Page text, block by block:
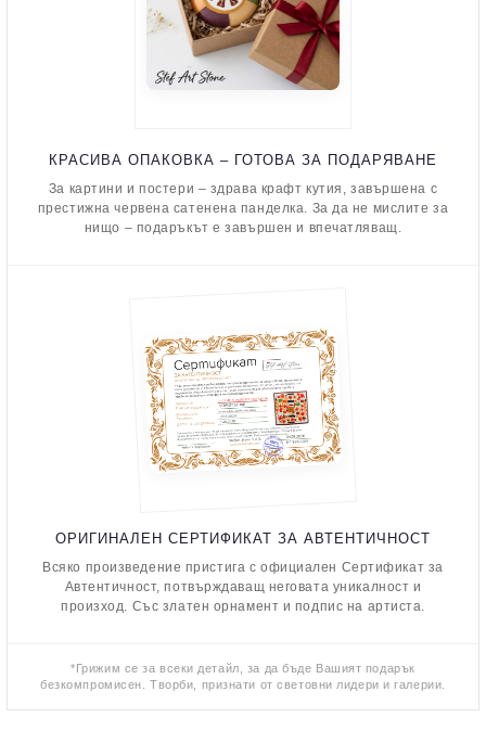
КРАСИВА ОПАКОВКА – ГОТОВА ЗА ПОДАРЯВАНЕ
За картини и постери – здрава крафт кутия, завършена с
престижна червена сатенена панделка. За да не мислите за
нищо – подаръкът е завършен и впечатляващ.
ОРИГИНАЛЕН СЕРТИФИКАТ ЗА АВТЕНТИЧНОСТ
Всяко произведение пристига с официален Сертификат за
Автентичност, потвърждаващ неговата уникалност и
произход. Със златен орнамент и подпис на артиста.
*Грижим се за всеки детайл, за да бъде Вашият подарък
безкомпромисен. Творби, признати от световни лидери и галерии.